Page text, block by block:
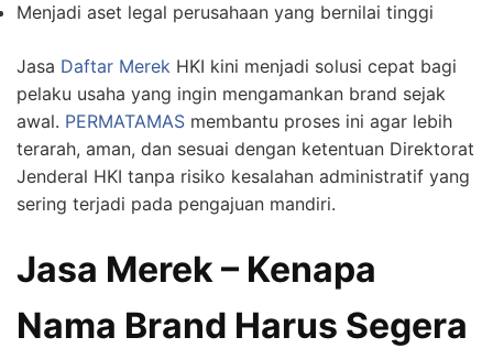
Menjadi aset legal perusahaan yang bernilai tinggi
Jasa Daftar Merek HKI kini menjadi solusi cepat bagi
pelaku usaha yang ingin mengamankan brand sejak
awal. PERMATAMAS membantu proses ini agar lebih
terarah, aman, dan sesuai dengan ketentuan Direktorat
Jenderal HKI tanpa risiko kesalahan administratif yang
sering terjadi pada pengajuan mandiri.
Jasa Merek – Kenapa
Nama Brand Harus Segera